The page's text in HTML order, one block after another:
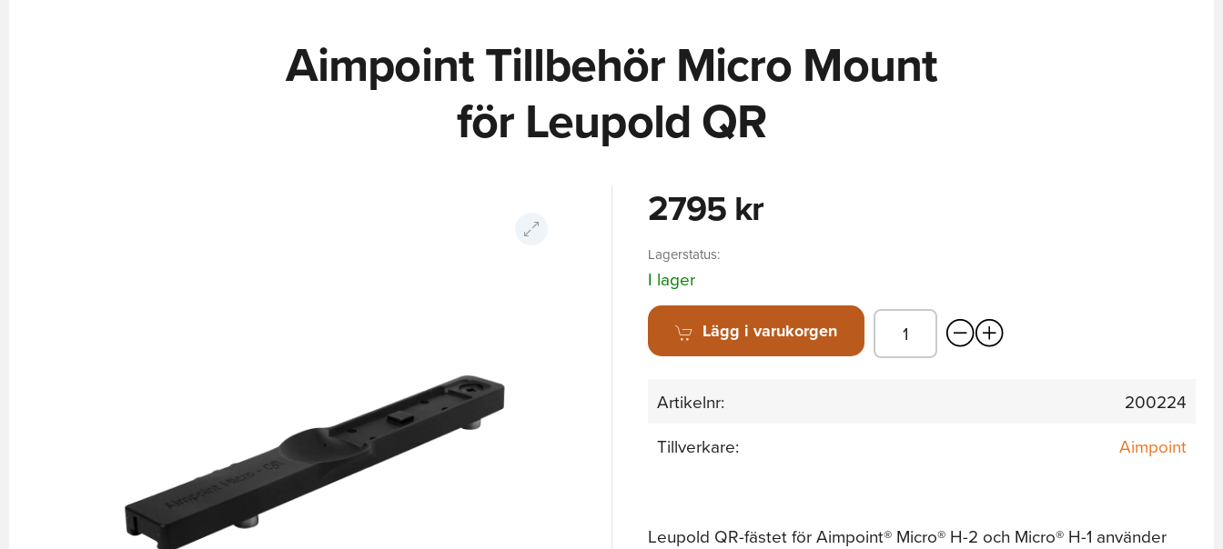
Aimpoint Tillbehör Micro Mount
för Leupold QR
2795 kr
Lagerstatus:
I lager
Lägg i varukorgen
Artikelnr:
200224
Tillverkare:
Aimpoint
Leupold QR-fästet för Aimpoint® Micro® H-2 och Micro® H-1 använder